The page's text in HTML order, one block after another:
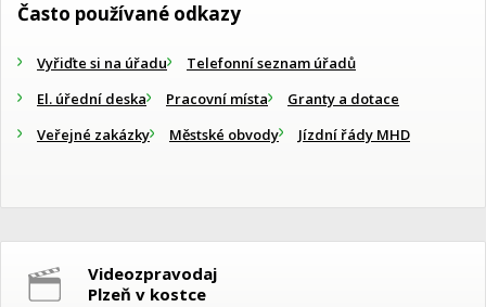
Často používané odkazy
Vyřiďte si na úřadu
Telefonní seznam úřadů
El. úřední deska
Pracovní místa
Granty a dotace
Veřejné zakázky
Městské obvody Jízdní řády MHD
Videozpravodaj
Plzeň v kostce